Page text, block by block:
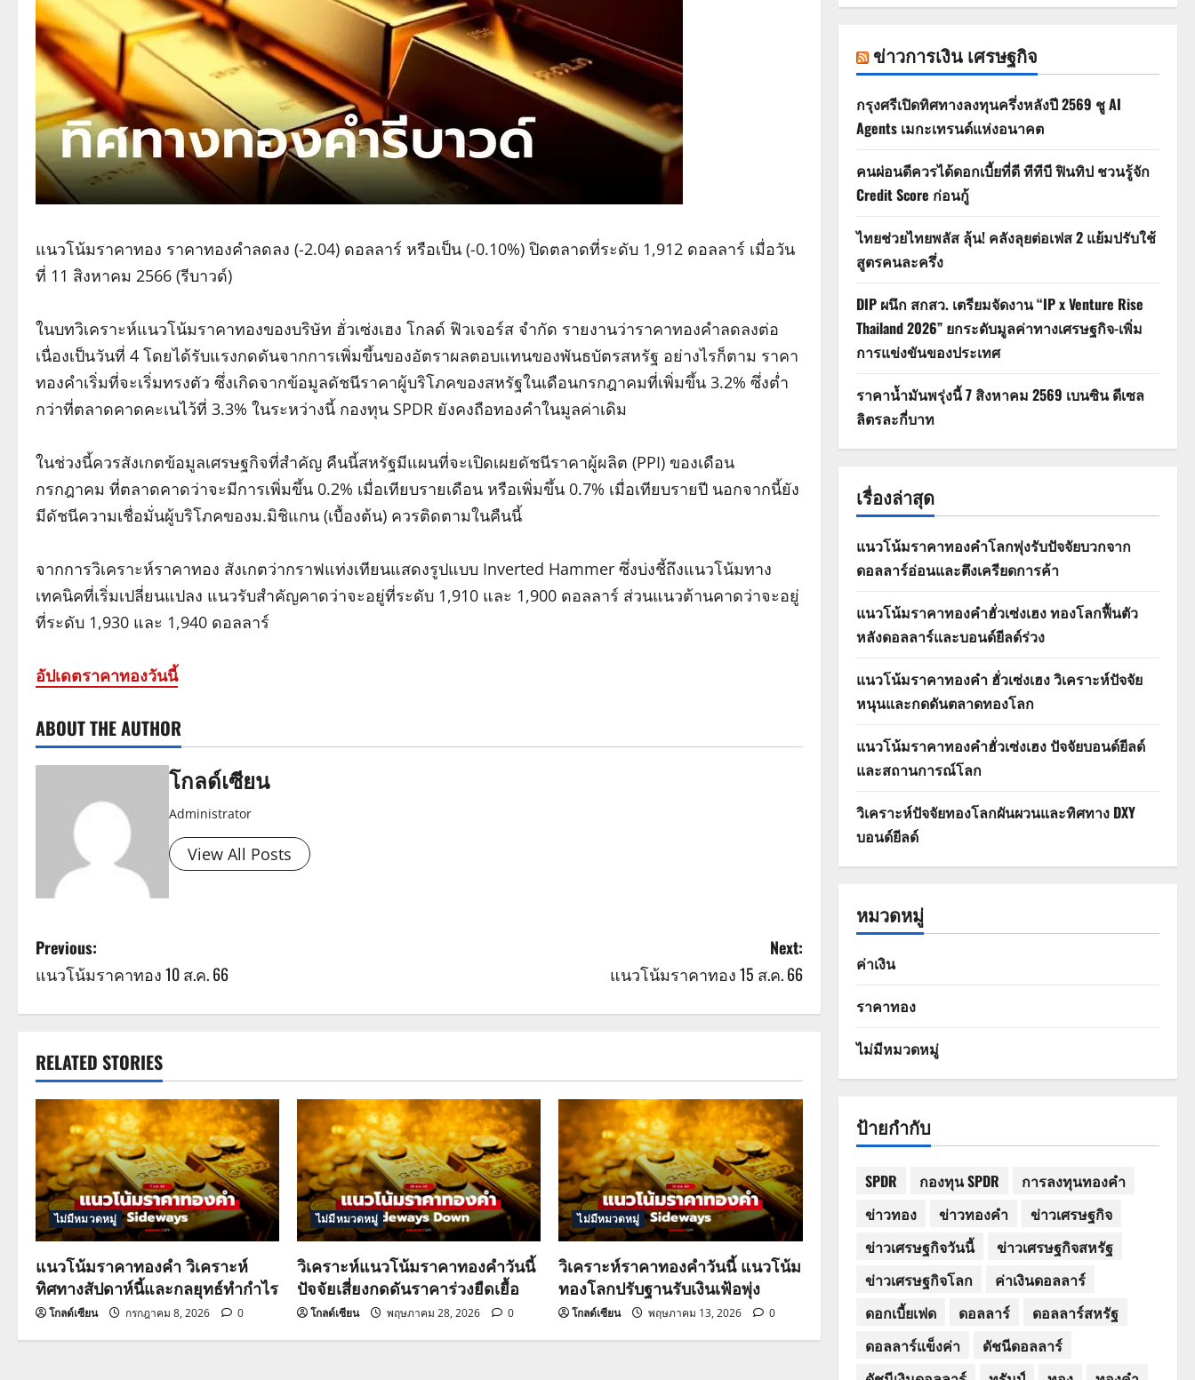
แนวโน้มราคาทอง ราคาทองคำลดลง (-2.04) ดอลลาร์ หรือเป็น (-0.10%) ปิดตลาดที่ระดับ 1,912 ดอลลาร์ เมื่อวัน
ที่ 11 สิงหาคม 2566 (รีบาวด์)
ในบทวิเคราะห์แนวโน้มราคาทองของบริษัท ฮั่วเซ่งเฮง โกลด์ ฟิวเจอร์ส จำกัด รายงานว่าราคาทองคำลดลงต่อ
เนื่องเป็นวันที่ 4 โดยได้รับแรงกดดันจากการเพิ่มขึ้นของอัตราผลตอบแทนของพันธบัตรสหรัฐ อย่างไรก็ตาม ราคา
ทองคำเริ่มที่จะเริ่มทรงตัว ซึ่งเกิดจากข้อมูลดัชนีราคาผู้บริโภคของสหรัฐในเดือนกรกฎาคมที่เพิ่มขึ้น 3.2% ซึ่งต่ำ
กว่าที่ตลาดคาดคะเนไว้ที่ 3.3% ในระหว่างนี้ กองทุน SPDR ยังคงถือทองคำในมูลค่าเดิม
ในช่วงนี้ควรสังเกตข้อมูลเศรษฐกิจที่สำคัญ คืนนี้สหรัฐมีแผนที่จะเปิดเผยดัชนีราคาผู้ผลิต (PPI) ของเดือน
กรกฎาคม ที่ตลาดคาดว่าจะมีการเพิ่มขึ้น 0.2% เมื่อเทียบรายเดือน หรือเพิ่มขึ้น 0.7% เมื่อเทียบรายปี นอกจากนี้ยัง
มีดัชนีความเชื่อมั่นผู้บริโภคของม.มิชิแกน (เบื้องต้น) ควรติดตามในคืนนี้
จากการวิเคราะห์ราคาทอง สังเกตว่ากราฟแท่งเทียนแสดงรูปแบบ Inverted Hammer ซึ่งบ่งชี้ถึงแนวโน้มทาง
เทคนิคที่เริ่มเปลี่ยนแปลง แนวรับสำคัญคาดว่าจะอยู่ที่ระดับ 1,910 และ 1,900 ดอลลาร์ ส่วนแนวต้านคาดว่าจะอยู่
ที่ระดับ 1,930 และ 1,940 ดอลลาร์
อัปเดตราคาทองวันนี้
ABOUT THE AUTHOR
โกลด์เซียน
Administrator
View All Posts
P
o
s
t
n
a
v
i
g
a
t
Previous:
แนวโน้มราคาทอง 10 ส.ค. 66
Next:
แนวโน้มราคาทอง 15 ส.ค. 66
RELATED STORIES
ไม่มีหมวดหมู่
แนวโน้มราคาทองคำ วิเคราะห์
ทิศทางสัปดาห์นี้และกลยุทธ์ทำกำไร
โกลด์เซียน กรกฎาคม 8, 2026 0
ไม่มีหมวดหมู่
วิเคราะห์แนวโน้มราคาทองคำวันนี้
ปัจจัยเสี่ยงกดดันราคาร่วงยืดเยื้อ
โกลด์เซียน พฤษภาคม 28, 2026 0
ไม่มีหมวดหมู่
วิเคราะห์ราคาทองคำวันนี้ แนวโน้ม
ทองโลกปรับฐานรับเงินเฟ้อพุ่ง
โกลด์เซียน พฤษภาคม 13, 2026 0
ข่าวการเงิน เศรษฐกิจ
กรุงศรีเปิดทิศทางลงทุนครึ่งหลังปี 2569 ชู AI
Agents เมกะเทรนด์แห่งอนาคต
คนผ่อนดีควรได้ดอกเบี้ยที่ดี ทีทีบี ฟินทิป ชวนรู้จัก
Credit Score ก่อนกู้
ไทยช่วยไทยพลัส ลุ้น! คลังลุยต่อเฟส 2 แย้มปรับใช้
สูตรคนละครึ่ง
DIP ผนึก สกสว. เตรียมจัดงาน “IP x Venture Rise
Thailand 2026” ยกระดับมูลค่าทางเศรษฐกิจ-เพิ่ม
การแข่งขันของประเทศ
ราคาน้ำมันพรุ่งนี้ 7 สิงหาคม 2569 เบนซิน ดีเซล
ลิตรละกี่บาท
เรื่องล่าสุด
แนวโน้มราคาทองคำโลกพุ่งรับปัจจัยบวกจาก
ดอลลาร์อ่อนและตึงเครียดการค้า
แนวโน้มราคาทองคำฮั่วเซ่งเฮง ทองโลกฟื้นตัว
หลังดอลลาร์และบอนด์ยีลด์ร่วง
แนวโน้มราคาทองคำ ฮั่วเซ่งเฮง วิเคราะห์ปัจจัย
หนุนและกดดันตลาดทองโลก
แนวโน้มราคาทองคำฮั่วเซ่งเฮง ปัจจัยบอนด์ยีลด์
และสถานการณ์โลก
วิเคราะห์ปัจจัยทองโลกผันผวนและทิศทาง DXY
บอนด์ยีลด์
หมวดหมู่
ค่าเงิน
ราคาทอง
ไม่มีหมวดหมู่
ป้ายกำกับ
SPDR กองทุน SPDR
การลงทุนทองคำ
ข่าวทอง
ข่าวทองคำ
ข่าวเศรษฐกิจ
ข่าวเศรษฐกิจวันนี้
ข่าวเศรษฐกิจสหรัฐ
ข่าวเศรษฐกิจโลก
ค่าเงินดอลลาร์
ดอกเบี้ยเฟด
ดอลลาร์
ดอลลาร์สหรัฐ
ดอลลาร์แข็งค่า
ดัชนีดอลลาร์